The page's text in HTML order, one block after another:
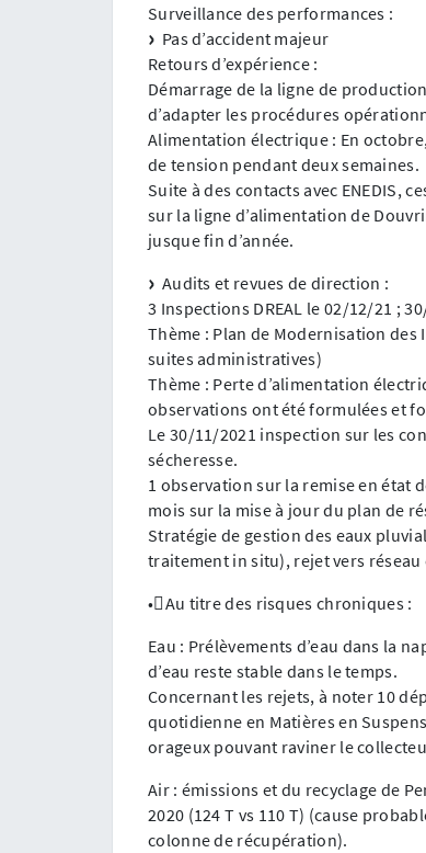
Surveillance des performances :
Pas d’accident majeur
Retours d’expérience :
Démarrage de la ligne de
d’adapter les procédures
Alimentation électrique : En
de tension pendant deux semaines.
Suite à des contacts avec ENEDIS,
sur la ligne d’alimentation de
jusque fin d’année.
Audits et revues de direction :
3 Inspections DREAL le 02/12/21 ;
Thème : Plan de Modernisation
suites administratives)
Thème : Perte d’alimentation
observations ont été formulées et
Le 30/11/2021 inspection sur les
sécheresse.
1 observation sur la remise en état
mois sur la mise à jour du plan de
Stratégie de gestion des eaux
traitement in situ), rejet vers
•Au titre des risques chroniques :
Eau : Prélèvements d’eau dans la
d’eau reste stable dans le temps.
Concernant les rejets, à noter 10
quotidienne en Matières en
orageux pouvant raviner le
Air : émissions et du recyclage de
2020 (124 T vs 110 T) (cause
colonne de récupération).